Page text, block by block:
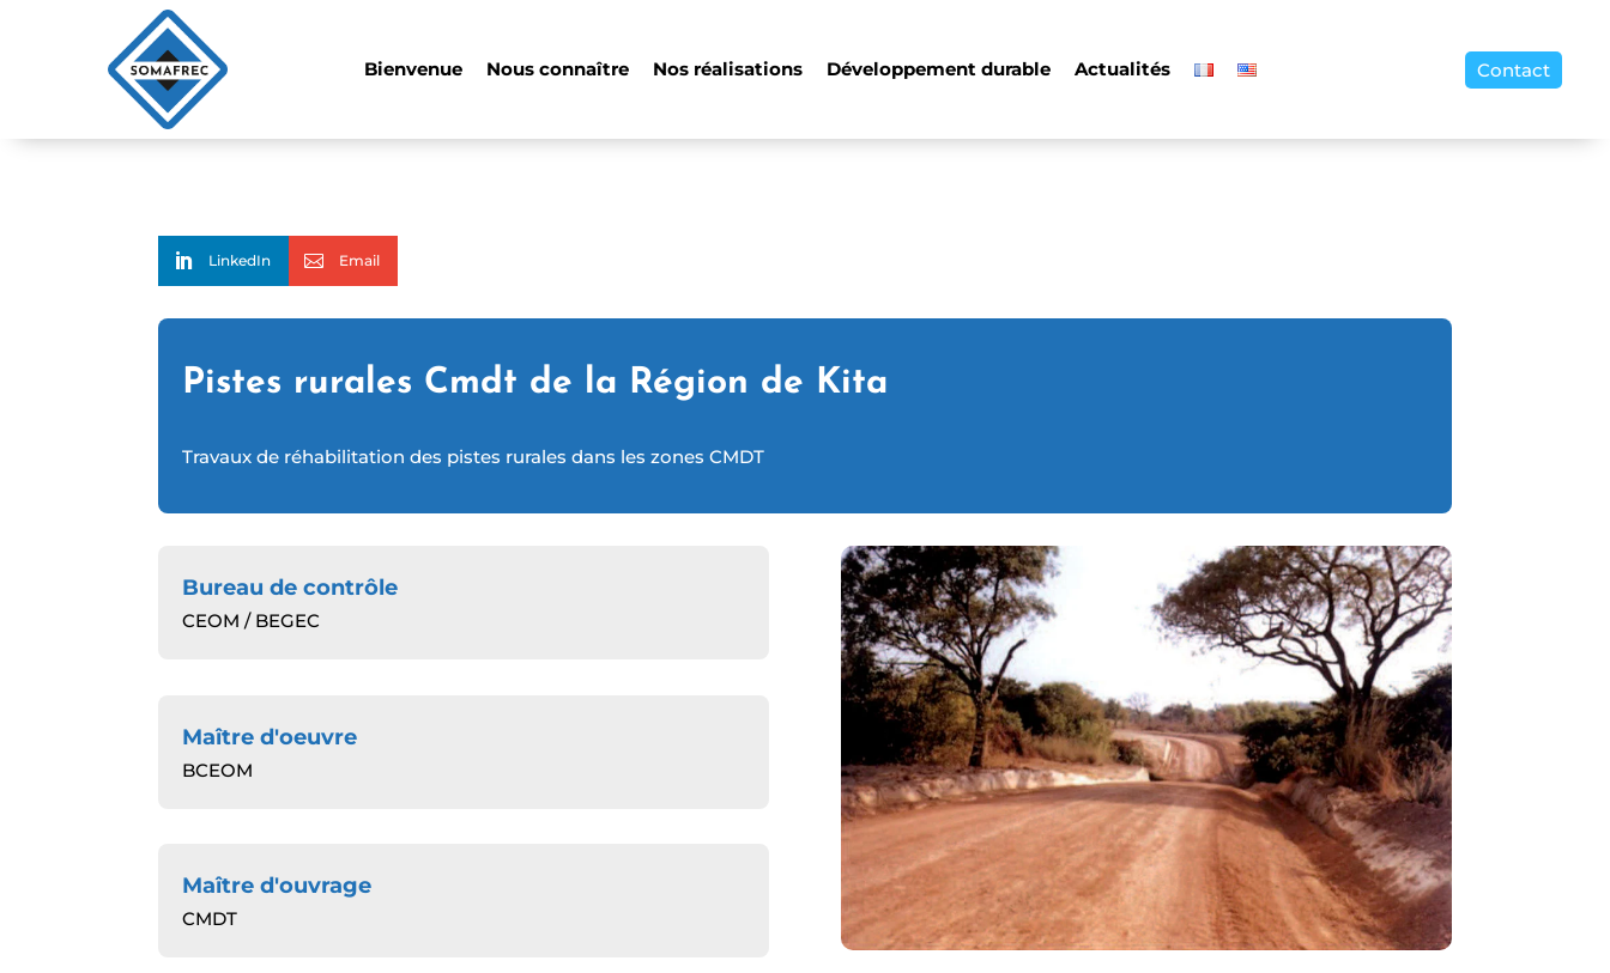
Bienvenue Nous connaître Nos réalisations Développement durable Actualités Contact
LinkedIn Email
Pistes rurales Cmdt de la Région de Kita
Travaux de réhabilitation des pistes rurales dans les zones CMDT
Bureau de contrôle
CEOM / BEGEC
Maître d'oeuvre
BCEOM
Maître d'ouvrage
CMDT